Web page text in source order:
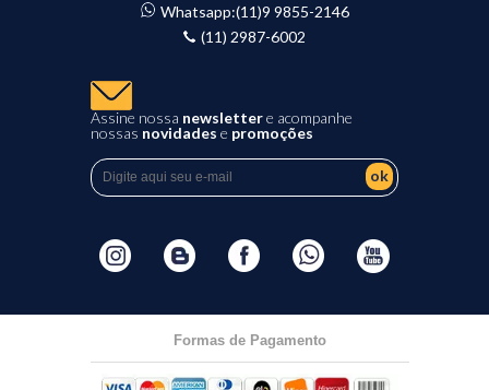
Whatsapp:(11)9 9855-2146
(11) 2987-6002
Assine nossa newslettere acompanhe
nossas novidades e promoções
ok
Formas de Pagamento